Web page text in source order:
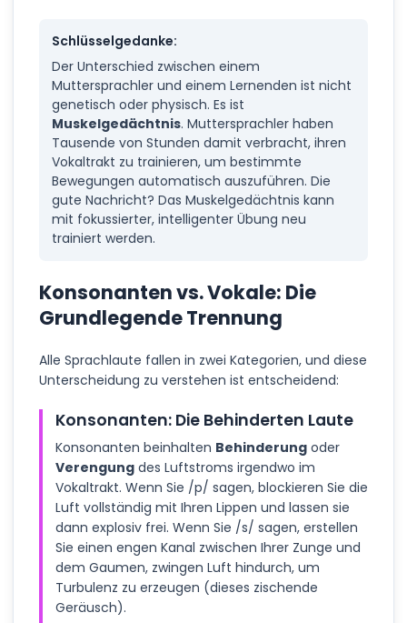
Schlüsselgedanke:
Der Unterschied zwischen einem
Muttersprachler und einem Lernenden ist nicht
genetisch oder physisch. Es ist
Muskelgedächtnis. Muttersprachler haben
Tausende von Stunden damit verbracht, ihren
Vokaltrakt zu trainieren, um bestimmte
Bewegungen automatisch auszuführen. Die
gute Nachricht? Das Muskelgedächtnis kann
mit fokussierter, intelligenter Übung neu
trainiert werden.
Konsonanten vs. Vokale: Die
Grundlegende Trennung
Alle Sprachlaute fallen in zwei Kategorien, und diese
Unterscheidung zu verstehen ist entscheidend:
Konsonanten: Die Behinderten Laute
Konsonanten beinhalten Behinderung oder
Verengung des Luftstroms irgendwo im
Vokaltrakt. Wenn Sie /p/ sagen, blockieren Sie die
Luft vollständig mit Ihren Lippen und lassen sie
dann explosiv frei. Wenn Sie /s/ sagen, erstellen
Sie einen engen Kanal zwischen Ihrer Zunge und
dem Gaumen, zwingen Luft hindurch, um
Turbulenz zu erzeugen (dieses zischende
Geräusch).